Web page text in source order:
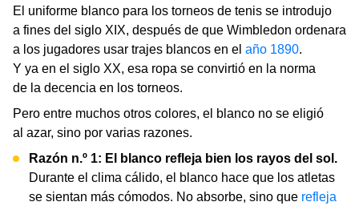
El uniforme blanco para los torneos de tenis se introdujo
a fines del siglo XIX, después de que Wimbledon ordenara
a los jugadores usar trajes blancos en el año 1890.
Y ya en el siglo XX, esa ropa se convirtió en la norma
de la decencia en los torneos.
Pero entre muchos otros colores, el blanco no se eligió
al azar, sino por varias razones.
Razón n.º 1: El blanco refleja bien los rayos del sol.
Durante el clima cálido, el blanco hace que los atletas
se sientan más cómodos. No absorbe, sino que refleja